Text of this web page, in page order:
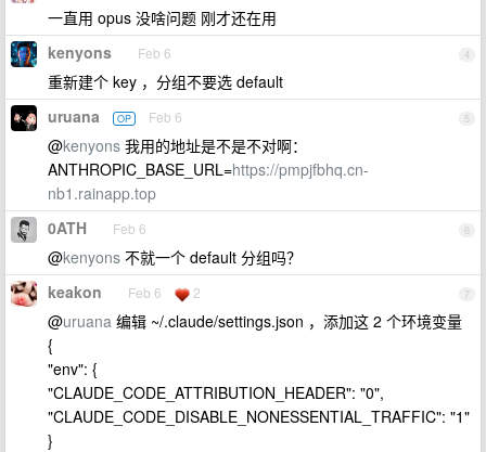
一直用 opus 没啥问题 刚才还在用
4
kenyons Feb 6
重新建个 key ，分组不要选 default
5
uruana OP Feb 6
@kenyons 我用的地址是不是不对啊：
ANTHROPIC_BASE_URL=https://pmpjfbhq.cn-
nb1.rainapp.top
6
0ATH Feb 6
@kenyons 不就一个 default 分组吗？
7
keakon Feb 6 2
@uruana 编辑 ~/.claude/settings.json ，添加这 2 个环境变量
{
"env": {
"CLAUDE_CODE_ATTRIBUTION_HEADER": "0",
"CLAUDE_CODE_DISABLE_NONESSENTIAL_TRAFFIC": "1"
}